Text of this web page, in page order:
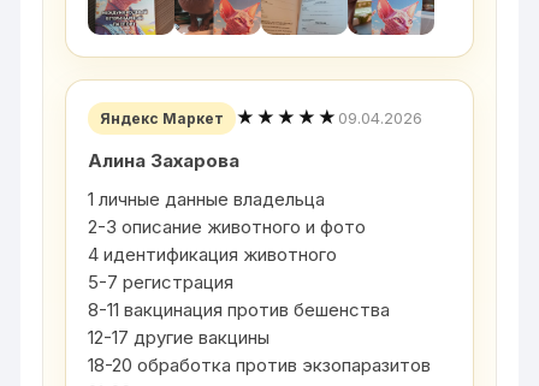
Яндекс Маркет ★★★★★ 09.04.2026
Алина Захарова
1 личные данные владельца
2-3 описание животного и фото
4 идентификация животного
5-7 регистрация
8-11 вакцинация против бешенства
12-17 другие вакцины
18-20 обработка против экзопаразитов